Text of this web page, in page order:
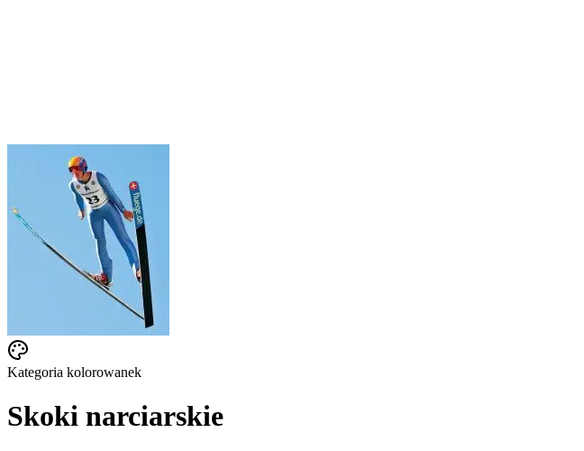
Kategoria kolorowanek
Skoki narciarskie